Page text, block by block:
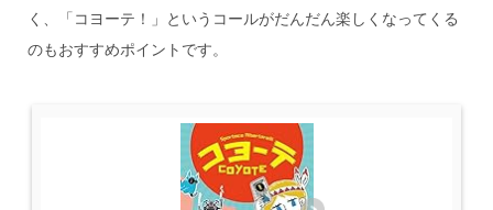
く、「コヨーテ！」というコールがだんだん楽しくなってくる
のもおすすめポイントです。